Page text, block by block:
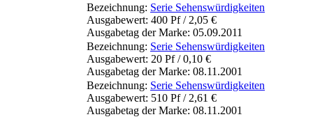
Bezeichnung: Serie Sehenswürdigkeiten
Ausgabewert: 400 Pf / 2,05 €
Ausgabetag der Marke: 05.09.2011
Bezeichnung: Serie Sehenswürdigkeiten
Ausgabewert: 20 Pf / 0,10 €
Ausgabetag der Marke: 08.11.2001
Bezeichnung: Serie Sehenswürdigkeiten
Ausgabewert: 510 Pf / 2,61 €
Ausgabetag der Marke: 08.11.2001